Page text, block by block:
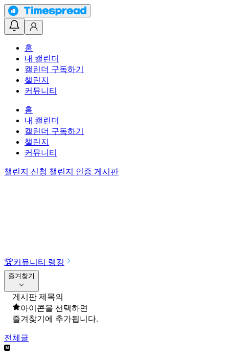
홈
내 캘린더
캘린더 구독하기
챌린지
커뮤니티
홈
내 캘린더
캘린더 구독하기
챌린지
커뮤니티
챌린지 신청 챌린지 인증 게시판
🏆커뮤니티 랭킹
즐겨찾기
게시판 제목의
아이콘을 선택하면
즐겨찾기에 추가됩니다.
전체글